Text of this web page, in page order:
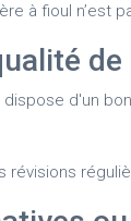
à fioul
d'un